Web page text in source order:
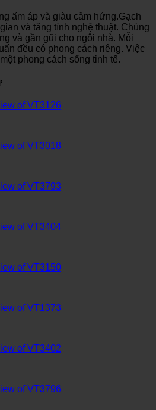
ấm áp và giàu cảm hứng.Gạch
và tăng tính nghệ thuật. Chúng
và gần gũi cho ngôi nhà. Mỗi
đều có phong cách riêng. Việc
phong cách sống tinh tế.